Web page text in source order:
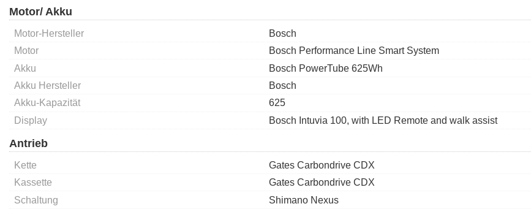
Motor/ Akku
Motor-Hersteller
Bosch
Motor
Bosch Performance Line Smart System
Akku
Bosch PowerTube 625Wh
Akku Hersteller
Bosch
Akku-Kapazität
625
Display
Bosch Intuvia 100, with LED Remote and walk assist
Antrieb
Kette
Gates Carbondrive CDX
Kassette
Gates Carbondrive CDX
Schaltung
Shimano Nexus